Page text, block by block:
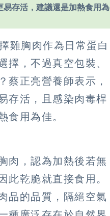
存活，建議還是加熱食用為
雞胸肉作為日常蛋白
擇，不過真空包裝、
蔡正亮營養師表示，
存活，且感染肉毒桿
食用為佳。
肉，認為加熱後若無
此乾脆就直接食用。
品的品質，隔絕空氣